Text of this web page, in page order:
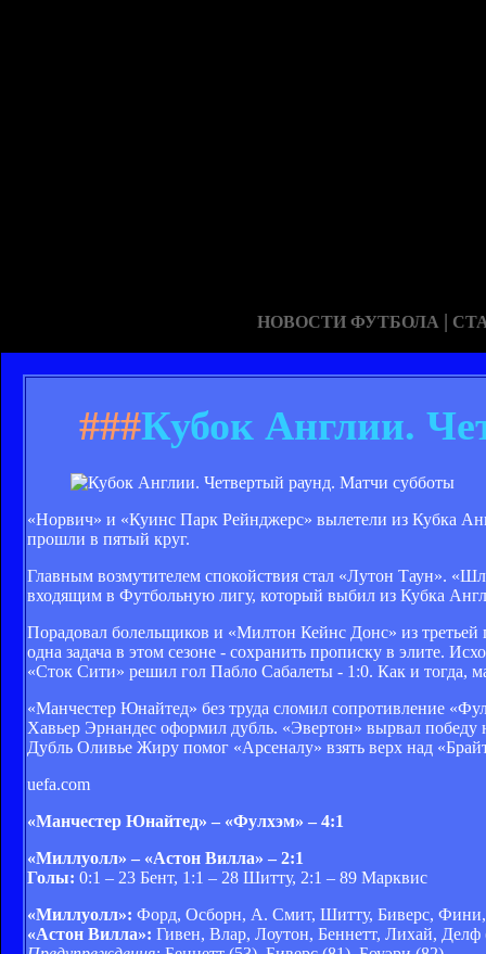
НОВОСТИ ФУТБОЛА |
###Кубок Англии.
«Норвич» и «Куинс Парк Рейнджерс» вылетели из Кубка
прошли в пятый круг.
Главным возмутителем спокойствия стал «Лутон Таун».
входящим в Футбольную лигу, который выбил из Кубка
Порадовал болельщиков и «Милтон Кейнс Донс» из третьей
одна задача в этом сезоне - сохранить прописку в элите.
«Сток Сити» решил гол Пабло Сабалеты - 1:0. Как и тогда,
«Манчестер Юнайтед» без труда сломил сопротивление
Хавьер Эрнандес оформил дубль. «Эвертон» вырвал
Дубль Оливье Жиру помог «Арсеналу» взять верх над
uefa.com
«Манчестер Юнайтед» – «Фулхэм» – 4:1
«Миллуолл» – «Астон Вилла» – 2:1
Голы: 0:1 – 23 Бент, 1:1 – 28 Шитту, 2:1 – 89 Марквис
«Миллуолл»: Форд, Осборн, А. Смит, Шитту, Биверс,
«Астон Вилла»: Гивен, Влар, Лоутон, Беннетт, Лихай,